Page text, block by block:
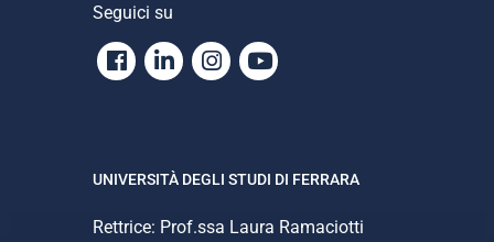
Seguici su
Facebook
LinkedinInstagram
Youtube
UNIVERSITÀ DEGLI STUDI DI FERRARA
Rettrice: Prof.ssa Laura Ramaciotti